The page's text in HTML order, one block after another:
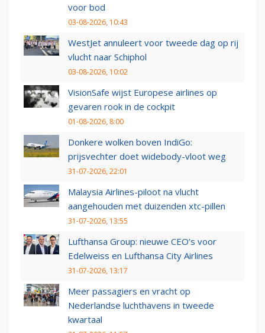
voor bod
03-08-2026, 10:43
WestJet annuleert voor tweede dag op rij
vlucht naar Schiphol
03-08-2026, 10:02
VisionSafe wijst Europese airlines op
gevaren rook in de cockpit
01-08-2026, 8:00
Donkere wolken boven IndiGo:
prijsvechter doet widebody-vloot weg
31-07-2026, 22:01
Malaysia Airlines-piloot na vlucht
aangehouden met duizenden xtc-pillen
31-07-2026, 13:55
Lufthansa Group: nieuwe CEO’s voor
Edelweiss en Lufthansa City Airlines
31-07-2026, 13:17
Meer passagiers en vracht op
Nederlandse luchthavens in tweede
kwartaal